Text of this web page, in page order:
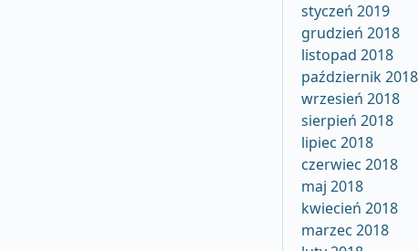
styczeń 2019
grudzień 2018
listopad 2018
październik 2018
wrzesień 2018
sierpień 2018
lipiec 2018
czerwiec 2018
maj 2018
kwiecień 2018
marzec 2018